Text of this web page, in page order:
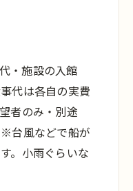
・施設の入館
代は各自の実費
者のみ・別途
※台風などで船が
。小雨ぐらいな